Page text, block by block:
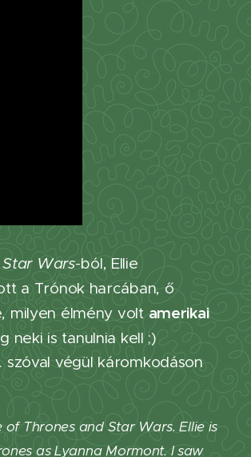
Star Wars-ból, Ellie
a Trónok harcában, ő
milyen élmény volt amerikai
neki is tanulnia kell ;)
végül káromkodáson
Thrones and Star Wars. Ellie is
as Lyanna Mormont. I saw